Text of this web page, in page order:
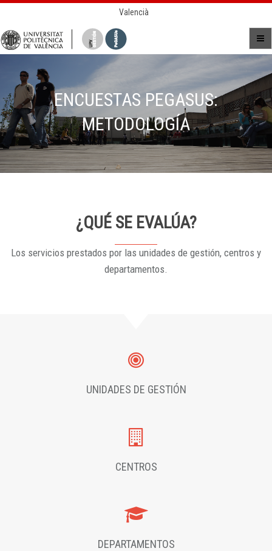
Valencià
ENCUESTAS PEGASUS:
METODOLOGÍA
¿QUÉ SE EVALÚA?
Los servicios prestados por las unidades de gestión, centros y
departamentos.
UNIDADES DE GESTIÓN
CENTROS
DEPARTAMENTOS